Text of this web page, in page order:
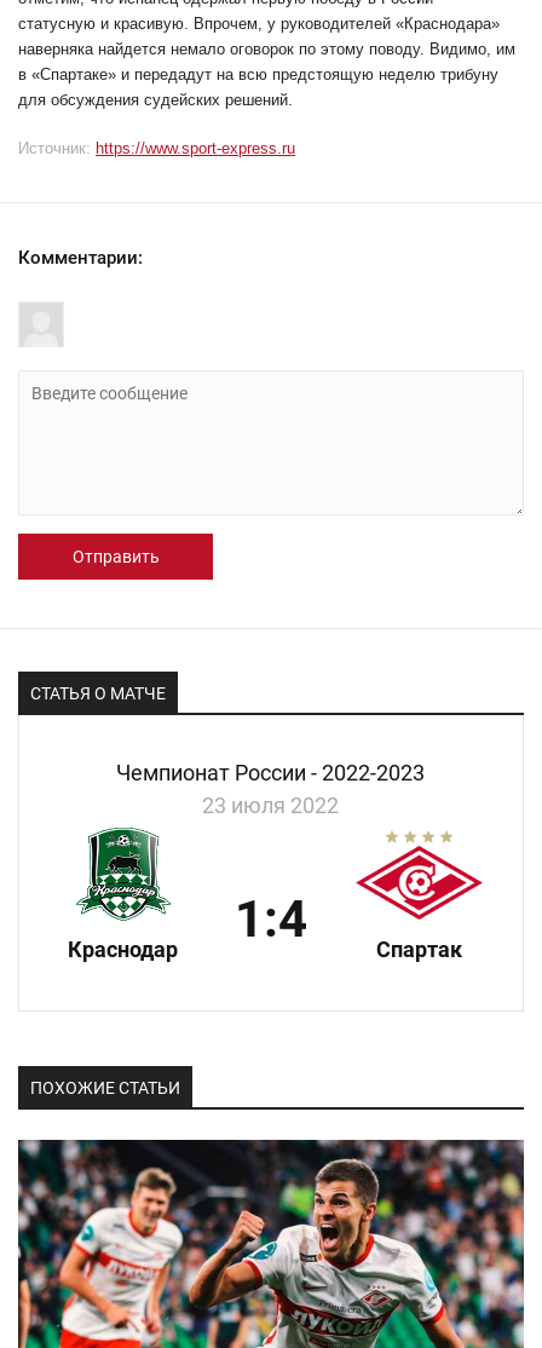
статусную и красивую. Впрочем, у руководителей «Краснодара»
наверняка найдется немало оговорок по этому поводу. Видимо, им
в «Спартаке» и передадут на всю предстоящую неделю трибуну
для обсуждения судейских решений.
Источник: https://www.sport-express.ru
Комментарии:
Отправить
СТАТЬЯ О МАТЧЕ
Чемпионат России - 2022-2023
23 июля 2022
Краснодар
1:4
Спартак
ПОХОЖИЕ СТАТЬИ